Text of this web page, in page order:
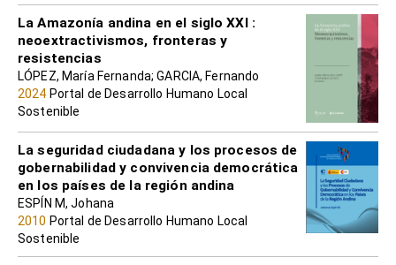
La Amazonía andina en el siglo XXI :
neoextractivismos, fronteras y
resistencias
LÓPEZ, María Fernanda; GARCIA, Fernando
2024 Portal de Desarrollo Humano Local
Sostenible
La seguridad ciudadana y los procesos de
gobernabilidad y convivencia democrática
en los países de la región andina
ESPÍN M, Johana
2010 Portal de Desarrollo Humano Local
Sostenible